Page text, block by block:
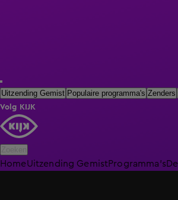
Uitzending Gemist Populaire programma's Zenders
Volg KIJK
HomeUitzending GemistProgramma's